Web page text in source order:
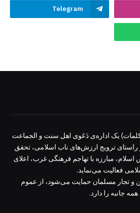
Telegram
یک اداره‌ی دَعَوی اهل سنت و الجماعت
راستای ترویج ارزش‌های ناب اسلامی، تحقق
مبارزه با تهاجم فرهنگی غرب، اعلای
فعالیت می‌نماید.
و تجار مسلمان حمایت می‌شود، از عموم
جانبه را دارد.